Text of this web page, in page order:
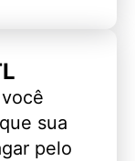
sua
pelo